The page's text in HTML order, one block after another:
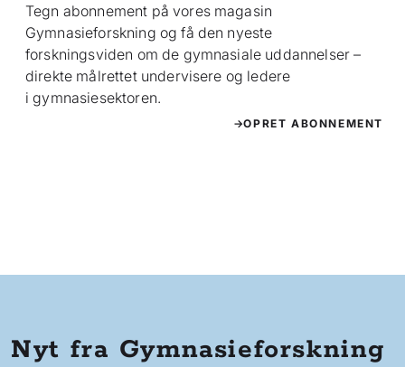
Tegn abonnement på vores magasin
Gymnasieforskning og få den nyeste
forskningsviden om de gymnasiale uddannelser –
direkte målrettet undervisere og ledere
i gymnasiesektoren.
OPRET ABONNEMENT
Nyt fra Gymnasieforskning